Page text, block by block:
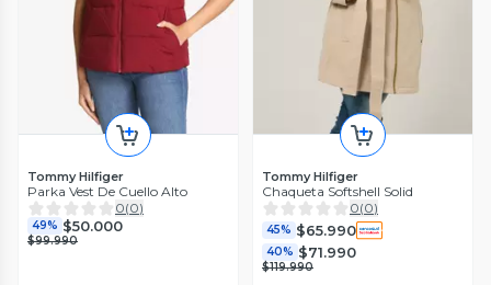
Tommy Hilfiger
Parka Vest De Cuello Alto
0(0)
49% $50.000
$99.990
Tommy Hilfiger
Chaqueta Softshell Solid
0(0)
45% $65.990
40% $71.990
$119.990